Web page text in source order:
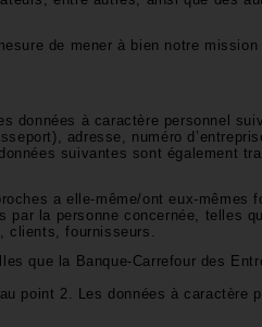
de mener à bien notre mission
données à caractère personnel
adresse, numéro
suivantes sont également
a elle-même/ont eux-mêmes
par la personne concernée, telles
clients, fournisseurs.
que la Banque-Carrefour des
point 2. Les données à caractère